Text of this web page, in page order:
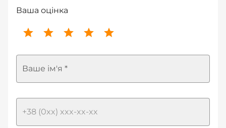
Ваша оцінка
Ваше ім'я *